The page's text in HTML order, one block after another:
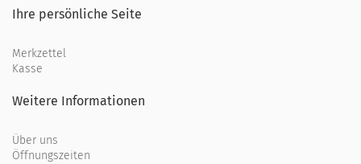
Ihre persönliche Seite
Merkzettel
Kasse
Weitere Informationen
Über uns
Öffnungszeiten